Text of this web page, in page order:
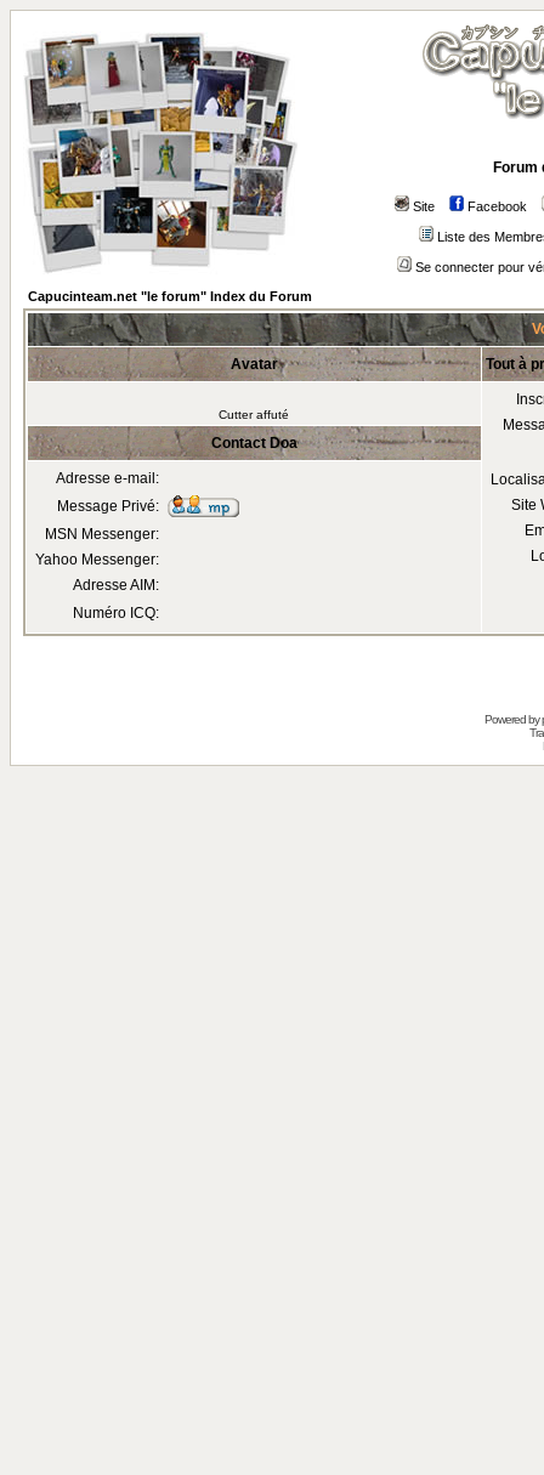
Forum
Site Facebook
Liste des
Se connecter pour
Capucinteam.net "le forum" Index du Forum
Avatar Tout à
Cutter affuté
Site
Contact Doa
Adresse e-mail:
Message Privé:
MSN Messenger:
Yahoo Messenger:
Adresse AIM:
Numéro ICQ:
Powered by